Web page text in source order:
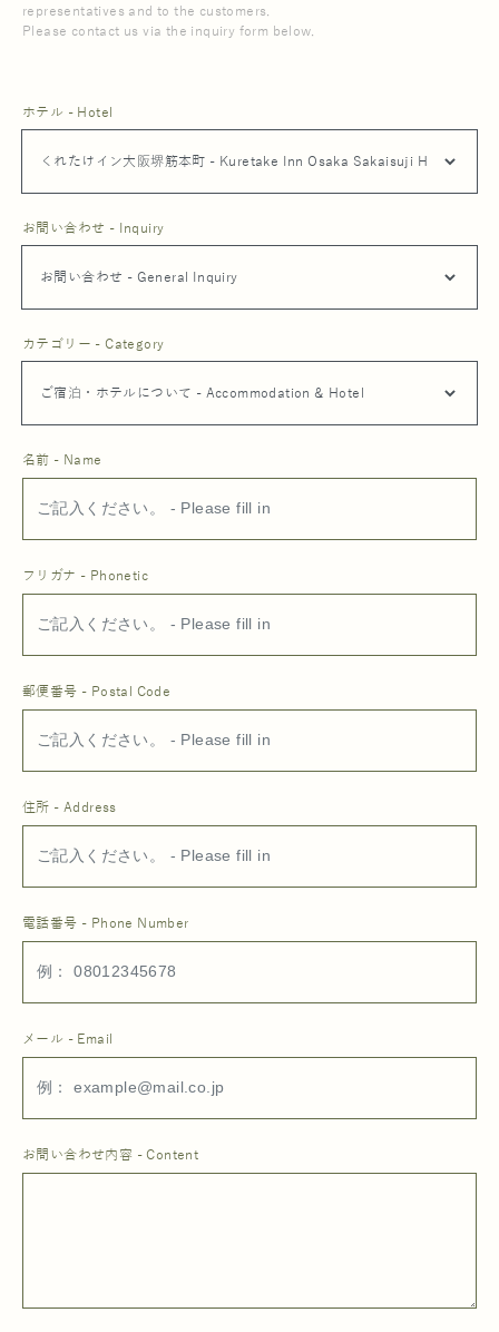
representatives and to the customers.
Please contact us via the inquiry form below.
ホテル - Hotel
お問い合わせ - Inquiry
カテゴリー - Category
名前 - Name
フリガナ - Phonetic
郵便番号 - Postal Code
住所 - Address
電話番号 - Phone Number
メール - Email
お問い合わせ内容 - Content